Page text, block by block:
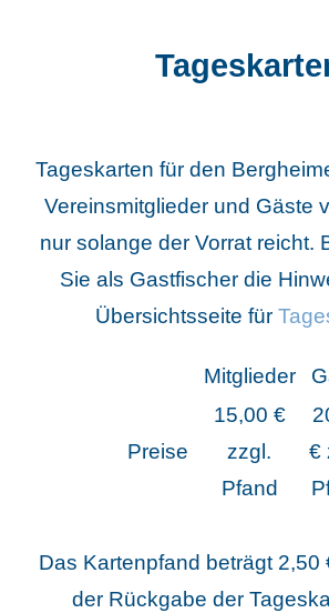
Tageskarten für den
Vereinsmitglieder und Gäste
nur solange der Vorrat reicht.
Sie als Gastfischer die
Übersichtsseite für
Mitglieder
Preise
15,00 €
zzgl.
Pfand
€
Das Kartenpfand beträgt 2,50
der Rückgabe der